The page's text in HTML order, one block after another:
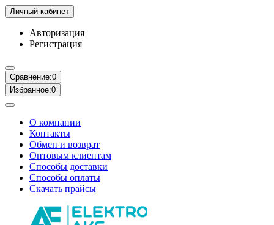
Личный кабинет
Авторизация
Регистрация
Сравнение:0
Избранное:0
О компании
Контакты
Обмен и возврат
Оптовым клиентам
Способы доставки
Способы оплаты
Скачать прайсы